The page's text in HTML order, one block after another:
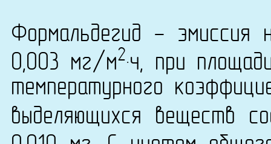
Формальдегид - эмиссия
0,003 мг/м2·ч, при
температурного
выделяющихся веществ